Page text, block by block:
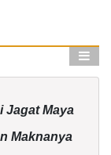
Jagat Maya
Maknanya